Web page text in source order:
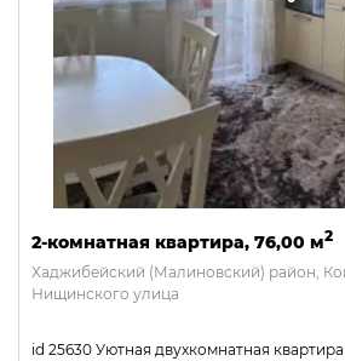
2-комнатная квартира, 76,00 м2
Хаджибейский (Малиновский) район,
Нищинского улица
id 25630 Уютная двухкомнатная